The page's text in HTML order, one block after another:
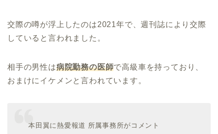
交際の噂が浮上したのは2021年で、週刊誌により交際
していると言われました。
相手の男性は病院勤務の医師で高級車を持っており、
おまけにイケメンと言われています。
本田翼に熱愛報道 所属事務所がコメント